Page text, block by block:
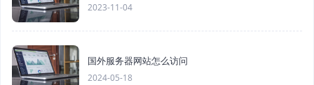
2023-11-04
国外服务器网站怎么访问
2024-05-18